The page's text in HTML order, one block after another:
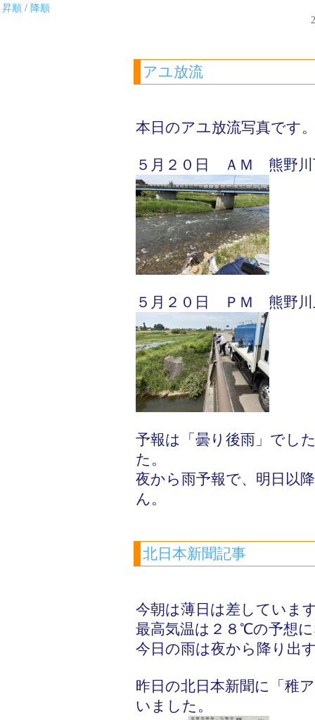
昇順 / 降順
アユ放流
本日のアユ放流写真です
５月２０日 ＡＭ 熊野
５月２０日 ＰＭ 熊野
予報は「曇り後雨」でし
た。
夜から雨予報で、明日以
ん。
北日本新聞記事
今朝は薄日は差していま
最高気温は２８℃の予想
今日の雨は夜から降り出
昨日の北日本新聞に「稚
いました。